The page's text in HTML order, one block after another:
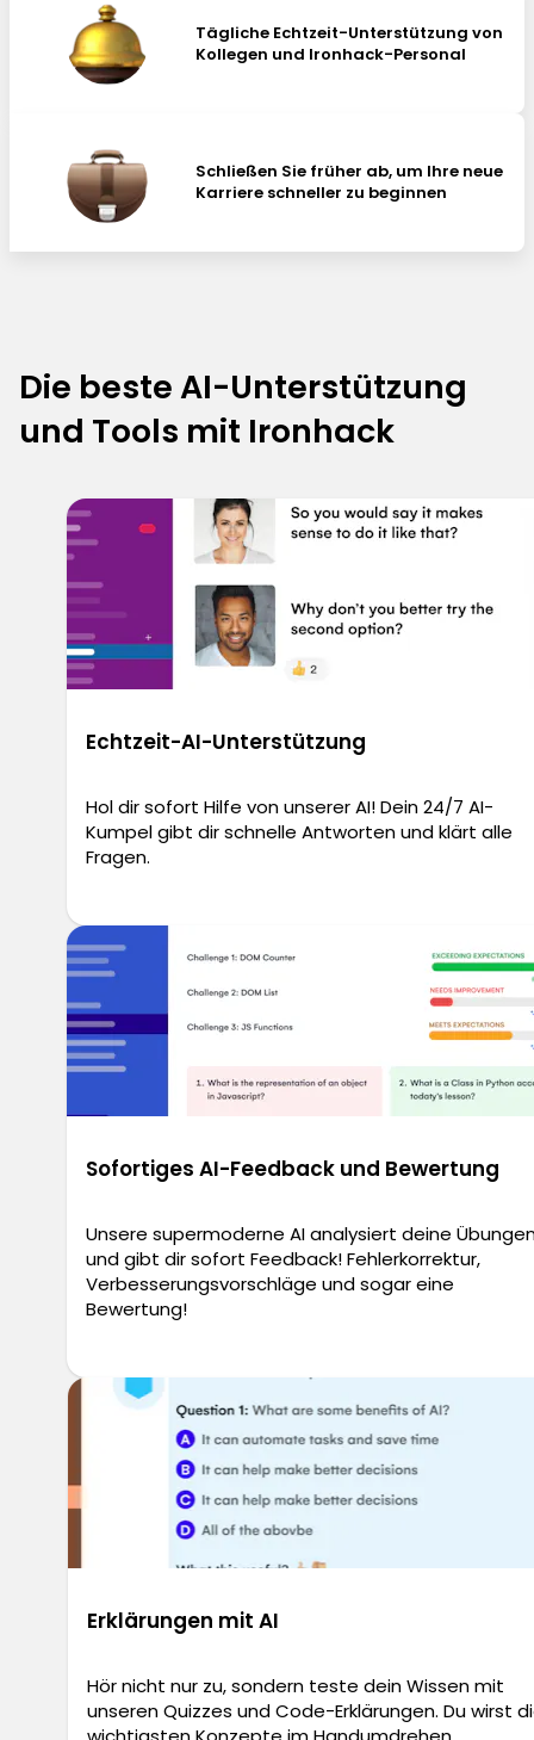
Tägliche Echtzeit-Unterstützung von
Kollegen und Ironhack-Personal
Schließen Sie früher ab, um Ihre neue
Karriere schneller zu beginnen
Die beste AI-Unterstützung
und Tools mit Ironhack
Echtzeit-AI-Unterstützung
Hol dir sofort Hilfe von unserer AI! Dein 24/7 AI-
Kumpel gibt dir schnelle Antworten und klärt alle
Fragen.
Sofortiges AI-Feedback und Bewertung
Unsere supermoderne AI analysiert deine
und gibt dir sofort Feedback! Fehlerkorrektur,
Verbesserungsvorschläge und sogar eine
Bewertung!
Erklärungen mit AI
Hör nicht nur zu, sondern teste dein Wissen mit
unseren Quizzes und Code-Erklärungen. Du wirst